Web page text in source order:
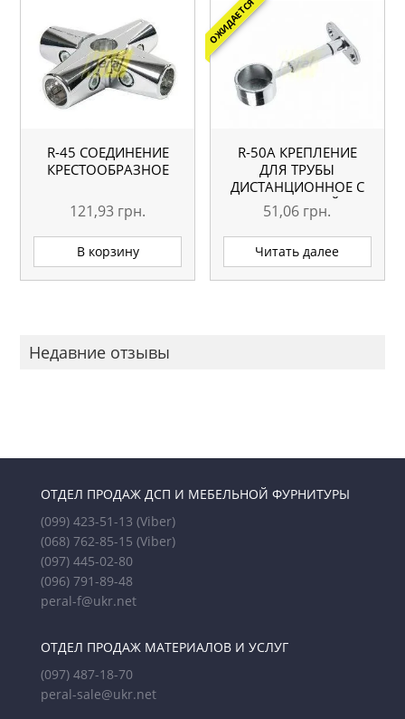
R-45 СОЕДИНЕНИЕ
КРЕСТООБРАЗНОЕ
121,93 грн.
В корзину
ОЖИДАЕТСЯ
R-50А КРЕПЛЕНИЕ
ДЛЯ ТРУБЫ
ДИСТАНЦИОННОЕ С
ЗАГЛУШКОЙ
51,06 грн.
Читать далее
Недавние отзывы
ОТДЕЛ ПРОДАЖ ДСП И МЕБЕЛЬНОЙ ФУРНИТУРЫ
(099) 423-51-13 (Viber)
(068) 762-85-15 (Viber)
(097) 445-02-80
(096) 791-89-48
peral-f@ukr.net
ОТДЕЛ ПРОДАЖ МАТЕРИАЛОВ И УСЛУГ
(097) 487-18-70
peral-sale@ukr.net